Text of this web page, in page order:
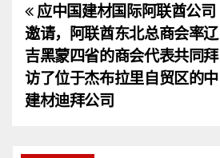
文
章
导
应中国建材国际阿联酋公司
邀请，阿联酋东北总商会率辽
吉黑蒙四省的商会代表共同拜
访了位于杰布拉里自贸区的中
建材迪拜公司